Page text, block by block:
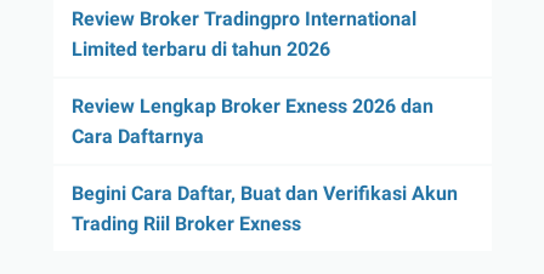
Review Broker Tradingpro International
Limited terbaru di tahun 2026
Review Lengkap Broker Exness 2026 dan
Cara Daftarnya
Begini Cara Daftar, Buat dan Verifikasi Akun
Trading Riil Broker Exness